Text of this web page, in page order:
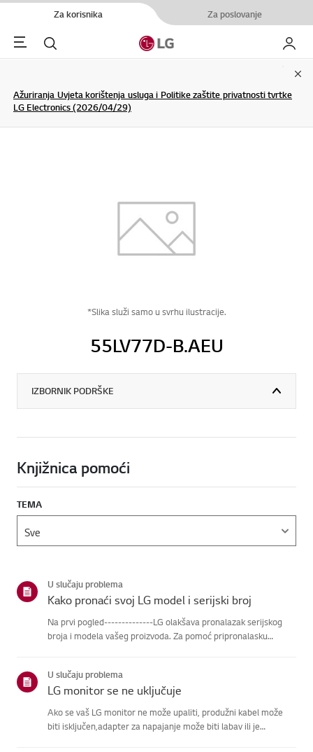
Za korisnika Za poslovanje
Menu Pretraživanje My LG
Ažuriranja Uvjeta korištenja usluga i Politike zaštite privatnosti tvrtke
LG Electronics (2026/04/29)
*Slika služi samo u svrhu ilustracije.
55LV77D-B.AEU
IZBORNIK PODRŠKE
Knjižnica pomoći
TEMA
U slučaju problema
Kako pronaći svoj LG model i serijski broj
Na prvi pogled--------------LG olakšava pronalazak serijskog
broja i modela vašeg proizvoda. Za pomoć pripronalasku
napravlje...
U slučaju problema
LG monitor se ne uključuje
Ako se vaš LG monitor ne može upaliti, produžni kabel može
biti isključen,adapter za napajanje može biti labav ili je